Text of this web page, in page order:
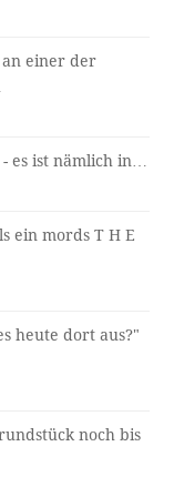
an einer der
es ist nämlich in…
ein mords T H E
heute dort aus?"
noch bis